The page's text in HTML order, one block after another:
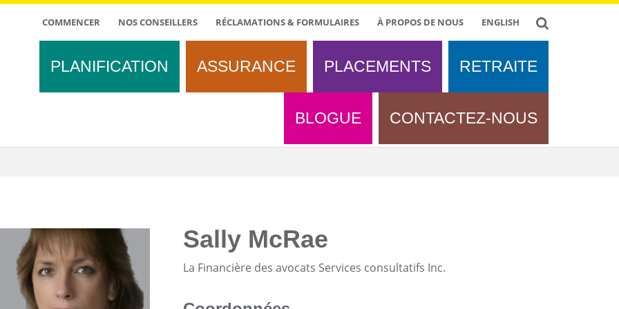
TOP
MENU
COMMENCER NOS CONSEILLERS RÉCLAMATIONS & FORMULAIRES À PROPOS DE NOUS ENGLISH
PLANIFICATION ASSURANCE PLACEMENTS RETRAITE
BLOGUE CONTACTEZ-NOUS
Sally McRae
La Financière des avocats Services consultatifs Inc.